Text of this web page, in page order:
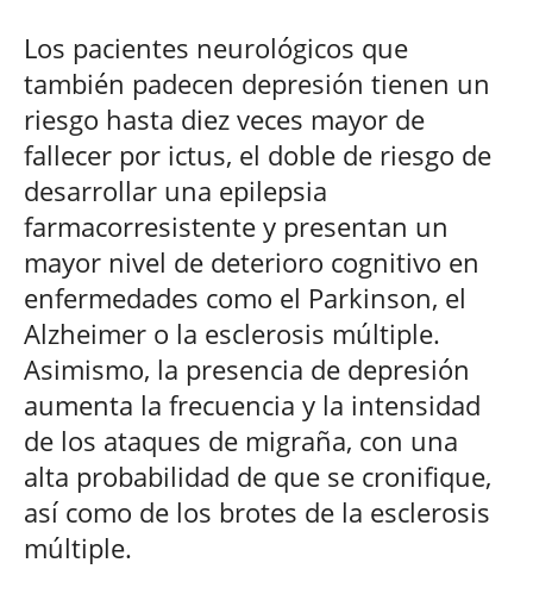
Los pacientes neurológicos que
también padecen depresión tienen un
riesgo hasta diez veces mayor de
fallecer por ictus, el doble de riesgo de
desarrollar una epilepsia
farmacorresistente y presentan un
mayor nivel de deterioro cognitivo en
enfermedades como el Parkinson, el
Alzheimer o la esclerosis múltiple.
Asimismo, la presencia de depresión
aumenta la frecuencia y la intensidad
de los ataques de migraña, con una
alta probabilidad de que se cronifique,
así como de los brotes de la esclerosis
múltiple.